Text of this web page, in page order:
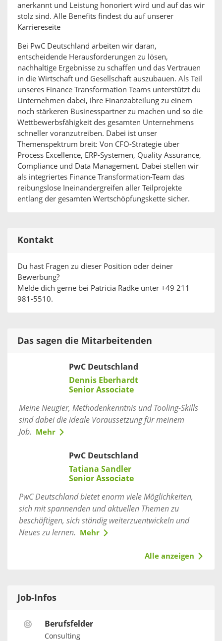
anerkannt und Leistung honoriert wird und auf das wir
stolz sind. Alle Benefits findest du auf unserer
Karriereseite
Bei PwC Deutschland arbeiten wir daran,
entscheidende Herausforderungen zu lösen,
nachhaltige Ergebnisse zu schaffen und das Vertrauen
in die Wirtschaft und Gesellschaft auszubauen. Als Teil
unseres Finance Transformation Teams unterstützt du
Unternehmen dabei, ihre Finanzabteilung zu einem
noch stärkeren Businesspartner zu machen und so die
Wettbewerbsfähigkeit des gesamten Unternehmens
schneller voranzutreiben. Dabei ist unser
Themenspektrum breit: Von CFO-Strategie über
Process Excellence, ERP-Systemen, Quality Assurance,
Compliance und Data Management. Dabei stellen wir
als integriertes Finance Transformation-Team das
reibungslose Ineinandergreifen aller Teilprojekte
entlang der gesamten Wertschöpfungskette sicher.
Kontakt
Du hast Fragen zu dieser Position oder deiner
Bewerbung?
Melde dich gerne bei Patricia Radke unter +49 211
981-5510.
Das sagen die Mitarbeitenden
PwC Deutschland
Dennis Eberhardt
Senior Associate
Meine Neugier, Methodenkenntnis und Tooling-Skills
sind dabei die ideale Voraussetzung für meinem
Job. Mehr
PwC Deutschland
Tatiana Sandler
Senior Associate
PwC Deutschland bietet enorm viele Möglichkeiten,
sich mit spannenden und aktuellen Themen zu
beschäftigen, sich ständig weiterzuentwickeln und
Neues zu lernen. Mehr
Alle anzeigen
Job-Infos
Berufsfelder
Consulting